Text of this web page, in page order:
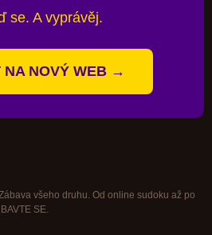
se. A vyprávěj.
NA NOVÝ WEB →
všeho druhu. Od online sudoku až po
SE.